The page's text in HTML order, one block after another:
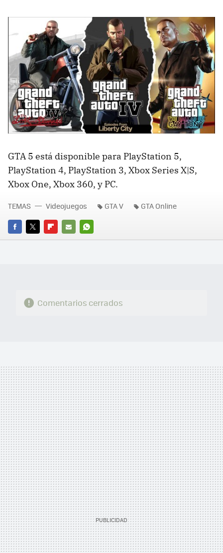
GTA 5 está disponible para PlayStation 5,
PlayStation 4, PlayStation 3, Xbox Series X|S,
Xbox One, Xbox 360, y PC.
FACEBOOK
TWITTERFLIPBOARD
E-
WHATSAPP
TEMAS Videojuegos GTA V GTA Online
Comentarios cerrados